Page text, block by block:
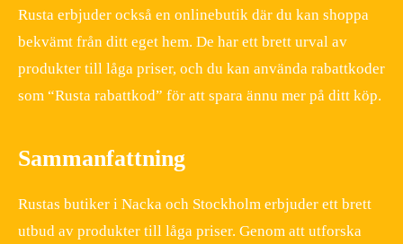
Rusta erbjuder också en onlinebutik där du kan shoppa
bekvämt från ditt eget hem. De har ett brett urval av
produkter till låga priser, och du kan använda rabattkoder
som “Rusta rabattkod” för att spara ännu mer på ditt köp.
Sammanfattning
Rustas butiker i Nacka och Stockholm erbjuder ett brett
utbud av produkter till låga priser. Genom att utforska